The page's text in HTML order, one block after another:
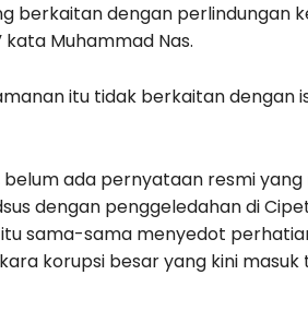
berkaitan dengan perlindungan
Muhammad Nas.
itu tidak berkaitan dengan
belum ada pernyataan resmi
dengan penggeledahan di
sama-sama menyedot
korupsi besar yang kini masuk